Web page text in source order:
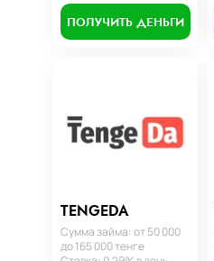
ПОЛУЧИТЬ ДЕНЬГИ
TENGEDA
Сумма займа: от 50 000
до 165 000 тенге